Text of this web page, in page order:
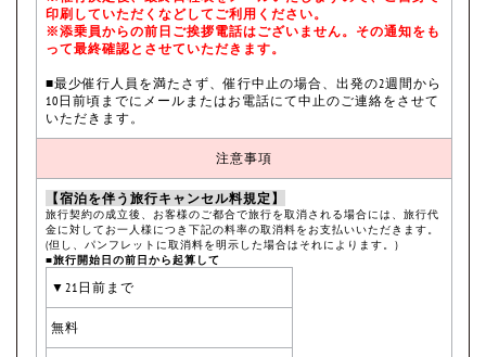
印刷していただくなどしてご利用ください。
※添乗員からの前日ご挨拶電話はございません。その通知をも
って最終確認とさせていただきます。
■最少催行人員を満たさず、催行中止の場合、出発の2週間から
10日前頃までにメールまたはお電話にて中止のご連絡をさせて
いただきます。
注意事項
【宿泊を伴う旅行キャンセル料規定】
旅行契約の成立後、お客様のご都合で旅行を取消される場合には、旅行代
金に対してお一人様につき下記の料率の取消料をお支払いいただきます。
(但し、パンフレットに取消料を明示した場合はそれによります。)
■旅行開始日の前日から起算して
▼21日前まで
無料